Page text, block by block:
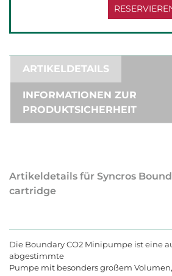
ARTIKELDETAILS
INFORMATIONEN ZUR
PRODUKTSICHERHEIT
Artikeldetails für Syncros
cartridge
Die Boundary CO2 Minipumpe ist eine
abgestimmte
Pumpe mit besonders großem